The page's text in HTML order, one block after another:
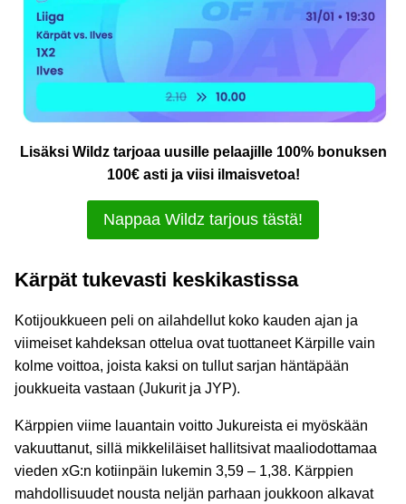
Lisäksi Wildz tarjoaa uusille pelaajille 100% bonuksen
100€ asti ja viisi ilmaisvetoa!
Nappaa Wildz tarjous tästä!
Kärpät tukevasti keskikastissa
Kotijoukkueen peli on ailahdellut koko kauden ajan ja
viimeiset kahdeksan ottelua ovat tuottaneet Kärpille vain
kolme voittoa, joista kaksi on tullut sarjan häntäpään
joukkueita vastaan (Jukurit ja JYP).
Kärppien viime lauantain voitto Jukureista ei myöskään
vakuuttanut, sillä mikkeliläiset hallitsivat maaliodottamaa
vieden xG:n kotiinpäin lukemin 3,59 – 1,38. Kärppien
mahdollisuudet nousta neljän parhaan joukkoon alkavat